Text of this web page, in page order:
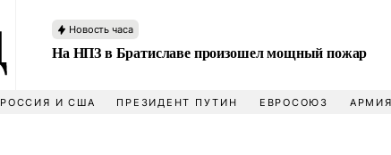
Новость часа
На НПЗ в Братиславе произошел мощный пожар
РОССИЯ И США ПРЕЗИДЕНТ ПУТИН ЕВРОСОЮЗ